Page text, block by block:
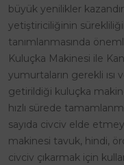
büyük yenilikler
yetiştiriciliğinin
tanımlanmasında
Kuluçka Makinesi ile
yumurtaların gerekli ısı
getirildiği kuluçka
hızlı sürede
sayıda civciv elde
makinesi tavuk, hindi,
civciv çıkarmak için